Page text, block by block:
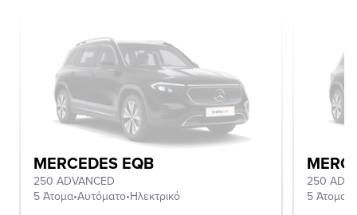
MERCEDES EQB
250 ADVANCED
5 Άτομα•Αυτόματο•Ηλεκτρικό
250
5 Άτομα